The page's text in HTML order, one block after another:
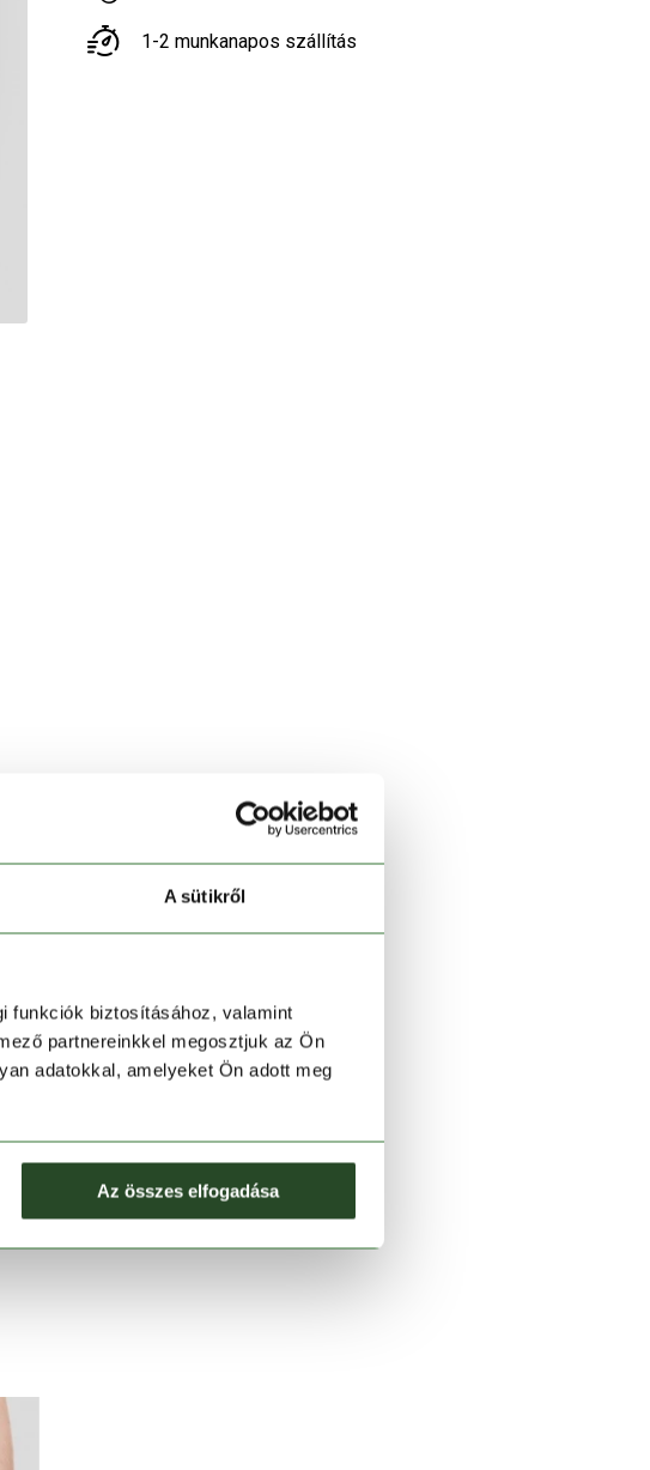
A sütikről
funkciók biztosításához, valamint
partnereinkkel megosztjuk az Ön
adatokkal, amelyeket Ön adott meg
Az összes elfogadása
1-2 munkanapos szállítás